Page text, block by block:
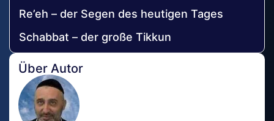
Re’eh – der Segen des heutigen Tages
Schabbat – der große Tikkun
Über Autor